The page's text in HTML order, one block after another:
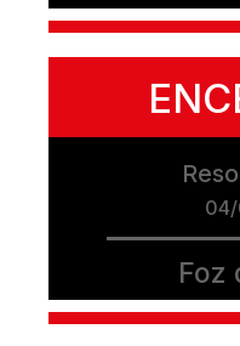
04/
Foz